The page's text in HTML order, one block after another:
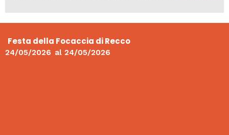
Festa della Focaccia di Recco
24/05/2026 al 24/05/2026